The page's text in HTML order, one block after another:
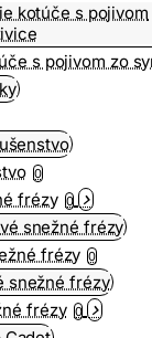
s pojivom zo
0
frézy 0
frézy 0
frézy 0